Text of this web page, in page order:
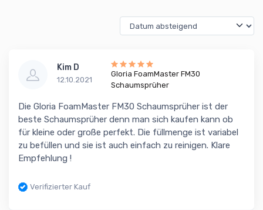
Kim D
12.10.2021
Gloria FoamMaster FM30
Schaumsprüher
Die Gloria FoamMaster FM30 Schaumsprüher ist der
beste Schaumsprüher denn man sich kaufen kann ob
für kleine oder große perfekt. Die füllmenge ist variabel
zu befüllen und sie ist auch einfach zu reinigen. Klare
Empfehlung !
Verifizierter Kauf